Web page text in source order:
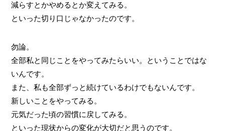
減らすとかやめるとか変えてみる。
といった切り口じゃなかったのです。
勿論。
全部私と同じことをやってみたらいい。ということではな
いんです。
また、私も全部ずっと続けているわけでもないんです。
新しいことをやってみる。
元気だった頃の習慣に戻してみる。
といった現状からの変化が大切だと思うのです。